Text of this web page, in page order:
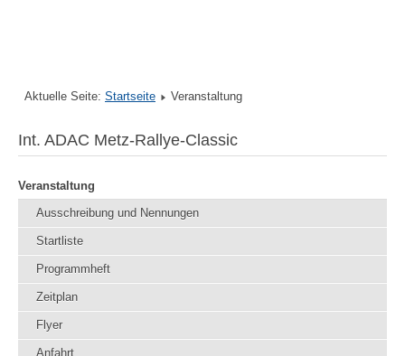
Aktuelle Seite: Startseite Veranstaltung
Int. ADAC Metz-Rallye-Classic
Veranstaltung
Ausschreibung und Nennungen
Startliste
Programmheft
Zeitplan
Flyer
Anfahrt